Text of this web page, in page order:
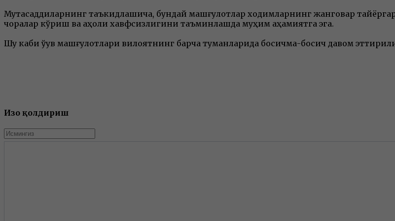
Мутасаддиларнинг таъкидлашича, бундай машғулотлар ходимларнинг жанговар
чоралар кўриш ва аҳоли хавфсизлигини таъминлашда муҳим аҳамиятга эга.
Шу каби ўқув машғулотлари вилоятнинг барча туманларида босқичма-босқич давом
Изоҳ қолдириш